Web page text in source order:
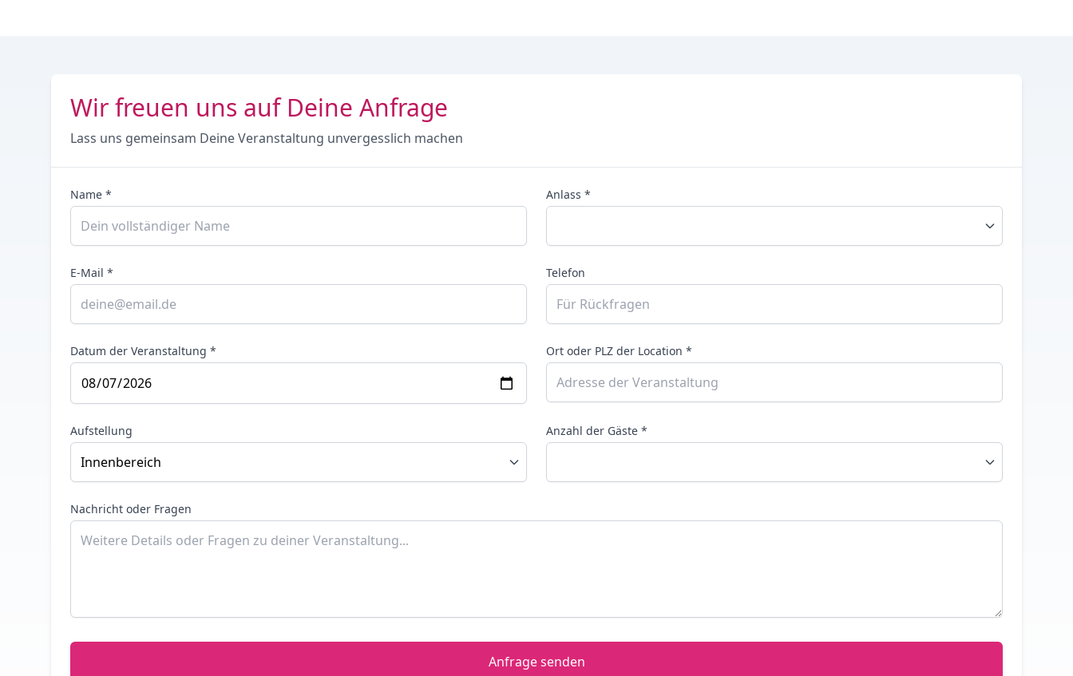
Wir freuen uns auf Deine Anfrage
Lass uns gemeinsam Deine Veranstaltung unvergesslich machen
Name * Anlass *
E-Mail * Telefon
Datum der Veranstaltung * Ort oder PLZ der Location *
Aufstellung Anzahl der Gäste *
Nachricht oder Fragen
Anfrage senden